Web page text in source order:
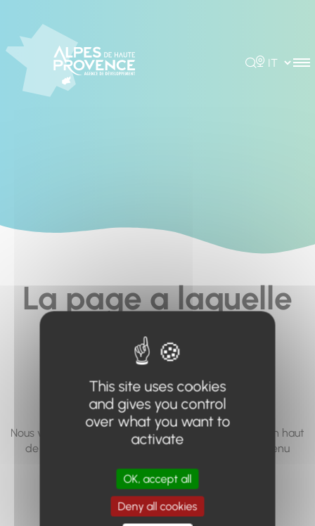
Rechercher
Choisir la
La page a laquelle
vous cherchez à
accéder n'existe
pas... ou plus.
Nous vous invitons à utiliser le moteur de recherche en haut
de page, ou à utiliser le menu pour trouver le contenu
Retour à l'accueil
This site uses cookies
and gives you control
over what you want to
activate
OK, accept all
Deny all cookies